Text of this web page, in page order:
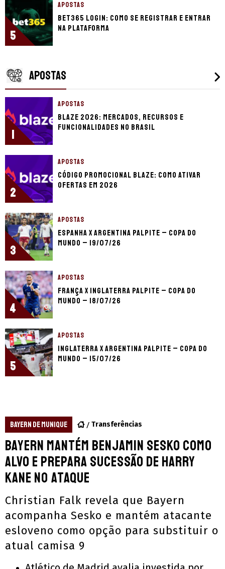
5
APOSTAS
bet365 login: como se registrar e entrar
na plataforma
APOSTAS
1
APOSTAS
Blaze 2026: mercados, recursos e
funcionalidades no Brasil
2
APOSTAS
Código promocional Blaze: como ativar
ofertas em 2026
3
APOSTAS
Espanha x Argentina palpite – Copa do
Mundo – 19/07/26
4
APOSTAS
França x Inglaterra palpite – Copa do
Mundo – 18/07/26
5
APOSTAS
Inglaterra x Argentina palpite – Copa do
Mundo – 15/07/26
BAYERN DE MUNIQUE Transferências
Bayern mantém Benjamin Sesko como
alvo e prepara sucessão de Harry
Kane no ataque
Christian Falk revela que Bayern
acompanha Sesko e mantém atacante
esloveno como opção para substituir o
atual camisa 9